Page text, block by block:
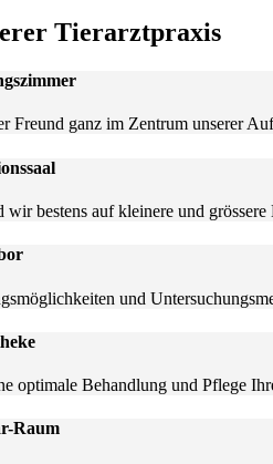
Tierarztpraxis
Freund ganz im Zentrum unserer
bestens auf kleinere und
und
optimale Behandlung und Pflege
Raum